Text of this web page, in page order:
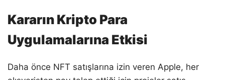
Kararın Kripto Para
Uygulamalarına Etkisi
Daha önce NFT satışlarına izin veren Apple, her